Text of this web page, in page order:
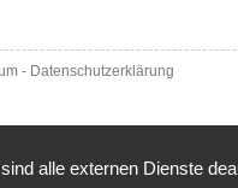
- Datenschutzerklärung
alle externen Dienste